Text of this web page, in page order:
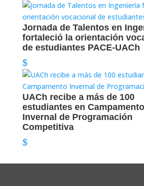
Jornada de Talentos en
fortaleció la orientación
de estudiantes PACE-UACh
UACh recibe a más de 100
estudiantes en Campamento
Invernal de Programación
Competitiva